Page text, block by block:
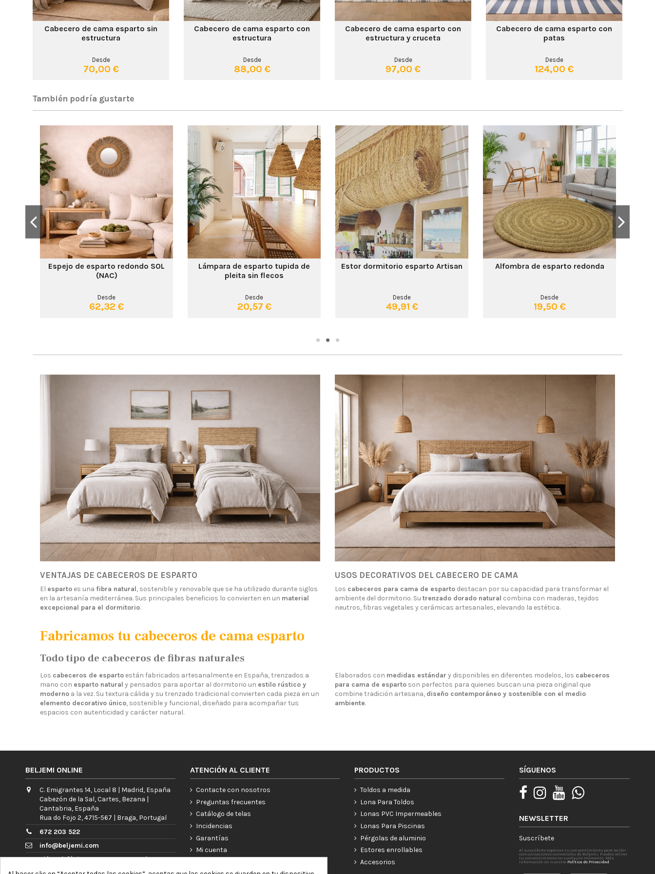
Cabecero de cama esparto sin
estructura
Desde
70,00 €
Cabecero de cama esparto con
estructura
Desde
88,00 €
Cabecero de cama esparto con
estructura y cruceta
Desde
97,00 €
Cabecero de cama esparto con
patas
Desde
124,00 €
También podría gustarte
Espejo de esparto redondo SOL
(NAC)
Desde
62,32 €
Lámpara de esparto tupida de
pleita sin flecos
Desde
20,57 €
Estor dormitorio esparto Artisan
Desde
49,91 €
Alfombra de esparto redonda
Desde
19,50 €
VENTAJAS DE CABECEROS DE ESPARTO
El esparto es una fibra natural, sostenible y renovable que se ha utilizado durante siglos
en la artesanía mediterránea. Sus principales beneficios lo convierten en un material
excepcional para el dormitorio.
USOS DECORATIVOS DEL CABECERO DE CAMA
Los cabeceros para cama de esparto destacan por su capacidad para transformar el
ambiente del dormitorio. Su trenzado dorado natural combina con maderas, tejidos
neutros, fibras vegetales y cerámicas artesanales, elevando la estética.
Fabricamos tu cabeceros de cama esparto
Todo tipo de cabeceros de fibras naturales
Los cabeceros de esparto están fabricados artesanalmente en España, trenzados a
mano con esparto natural y pensados para aportar al dormitorio un estilo rústico y
moderno a la vez. Su textura cálida y su trenzado tradicional convierten cada pieza en un
elemento decorativo único, sostenible y funcional, diseñado para acompañar tus
espacios con autenticidad y carácter natural.
Elaborados con medidas estándar y disponibles en diferentes modelos, los cabeceros
para cama de esparto son perfectos para quienes buscan una pieza original que
combine tradición artesana, diseño contemporáneo y sostenible con el medio
ambiente.
BELJEMI ONLINE
C. Emigrantes 14, Local 8 | Madrid, España
Cabezón de la Sal, Cartes, Bezana |
Cantabria, España
Rua do Fojo 2, 4715-567 | Braga, Portugal
672 203 522
info@beljemi.com
Atención telefónica: L a V 09:00 - 15:30h
ATENCIÓN AL CLIENTE
Contacte con nosotros
Preguntas frecuentes
Catálogo de telas
Incidencias
Garantías
Mi cuenta
PRODUCTOS
Toldos a medida
Lona Para Toldos
Lonas PVC Impermeables
Lonas Para Piscinas
Pérgolas de aluminio
Estores enrollables
Accesorios
SÍGUENOS
NEWSLETTER
Suscríbete
Al suscribirte expresas tu consentimiento para recibir
comunicaciones comerciales de Beljemi. Puedes retirar
tu consentimiento en cualquier momento. Más
información en nuestra Política de Privacidad.